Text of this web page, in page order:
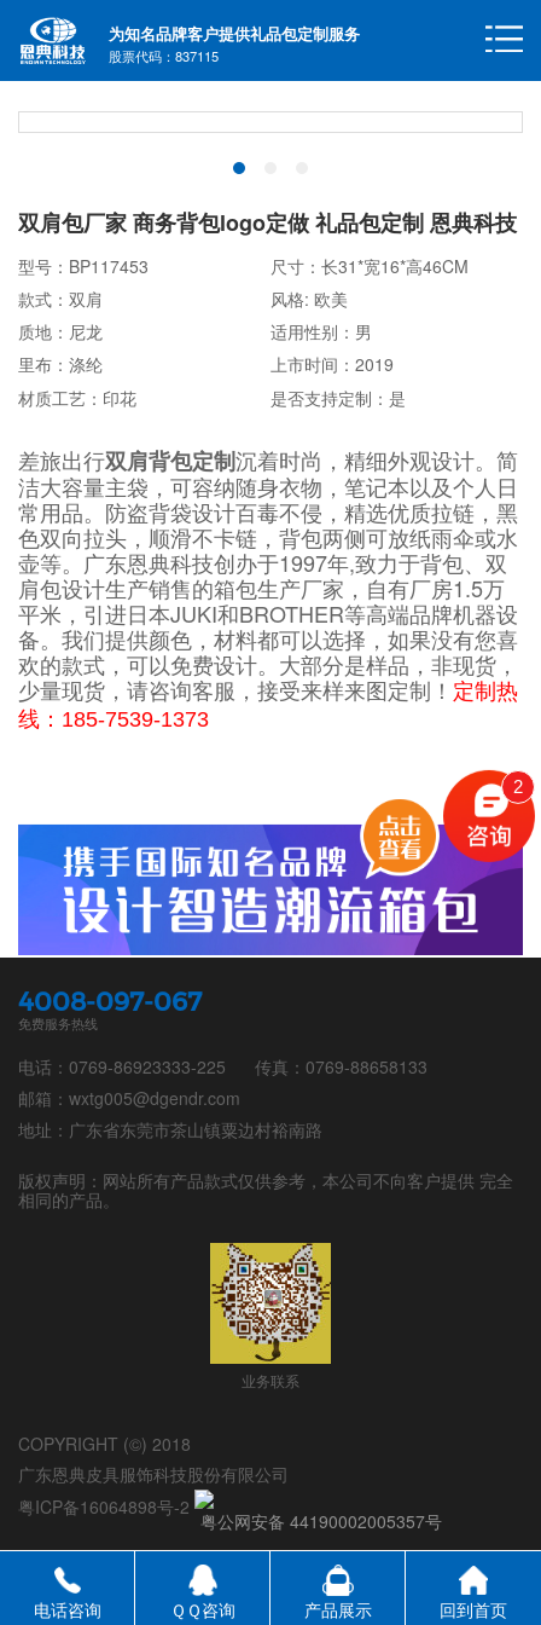
为知名品牌客户提供礼品包定制服务
股票代码：837115
双肩包厂家 商务背包logo定做 礼品包定制 恩典科技
型号：BP117453
尺寸：长31*宽16*高46CM
款式：双肩
风格: 欧美
质地：尼龙
适用性别：男
里布：涤纶
上市时间：2019
材质工艺：印花
是否支持定制：是
差旅出行双肩背包定制沉着时尚，精细外观设计。简
洁大容量主袋，可容纳随身衣物，笔记本以及个人日
常用品。防盗背袋设计百毒不侵，精选优质拉链，黑
色双向拉头，顺滑不卡链，背包两侧可放纸雨伞或水
壶等。广东恩典科技创办于1997年,致力于背包、双
肩包设计生产销售的箱包生产厂家，自有厂房1.5万
平米，引进日本JUKI和BROTHER等高端品牌机器设
备。我们提供颜色，材料都可以选择，如果没有您喜
欢的款式，可以免费设计。大部分是样品，非现货，
少量现货，请咨询客服，接受来样来图定制！ 定制热
线： 185-7539-1373
电话：0769-86923333-225
传真：0769-88658133
邮箱：wxtg005@dgendr.com
地址：广东省东莞市茶山镇粟边村裕南路
版权声明：网站所有产品款式仅供参考，本公司不向客户提供 完全
相同的产品。
4008-097-067
免费服务热线
业务联系
COPYRIGHT (©) 2018
广东恩典皮具服饰科技股份有限公司
粤ICP备16064898号-2
粤公网安备 44190002005357号
电话咨询 ＱＱ咨询 产品展示 回到首页
2